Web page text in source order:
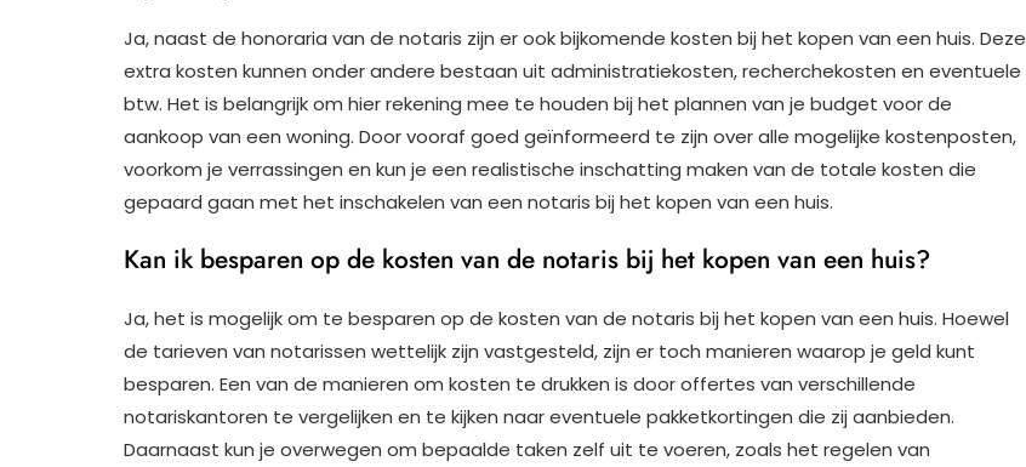
Ja, naast de honoraria van de notaris zijn er ook bijkomende kosten bij het kopen van een huis. Deze
extra kosten kunnen onder andere bestaan uit administratiekosten, recherchekosten en eventuele
btw. Het is belangrijk om hier rekening mee te houden bij het plannen van je budget voor de
aankoop van een woning. Door vooraf goed geïnformeerd te zijn over alle mogelijke kostenposten,
voorkom je verrassingen en kun je een realistische inschatting maken van de totale kosten die
gepaard gaan met het inschakelen van een notaris bij het kopen van een huis.
Kan ik besparen op de kosten van de notaris bij het kopen van een huis?
Ja, het is mogelijk om te besparen op de kosten van de notaris bij het kopen van een huis. Hoewel
de tarieven van notarissen wettelijk zijn vastgesteld, zijn er toch manieren waarop je geld kunt
besparen. Een van de manieren om kosten te drukken is door offertes van verschillende
notariskantoren te vergelijken en te kijken naar eventuele pakketkortingen die zij aanbieden.
Daarnaast kun je overwegen om bepaalde taken zelf uit te voeren, zoals het regelen van